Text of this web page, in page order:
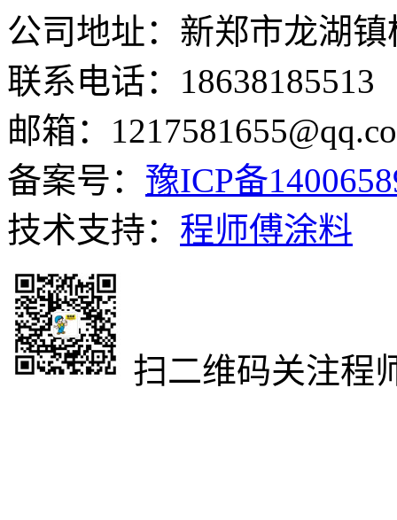
公司地址：新郑市龙湖
联系电话：18638185513
邮箱：
备案号： 豫ICP备
技术支持： 程师傅涂料
扫二维码关注程